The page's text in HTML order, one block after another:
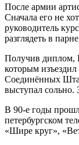
После армии
Сначала его не
руководитель
разглядеть в
Получив диплом,
которым
Соединённых
выступал
В 90-е годы
петербургском
«Шире круг»,